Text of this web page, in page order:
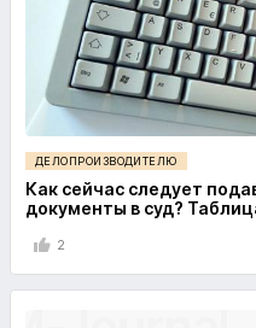
ДЕЛОПРОИЗВОДИТЕЛЮ
Как сейчас следует
документы в суд?
2